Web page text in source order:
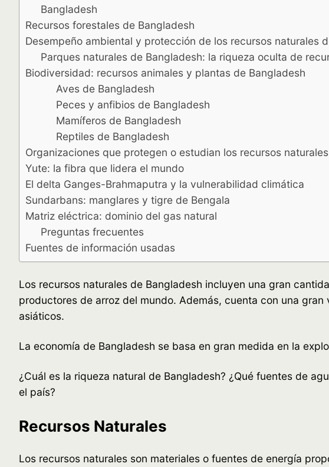
Bangladesh
Recursos forestales de Bangladesh
Desempeño ambiental y protección de los recursos naturales
Parques naturales de Bangladesh: la riqueza oculta de
Biodiversidad: recursos animales y plantas de Bangladesh
Aves de Bangladesh
Peces y anfibios de Bangladesh
Mamíferos de Bangladesh
Reptiles de Bangladesh
Organizaciones que protegen o estudian los recursos
Yute: la fibra que lidera el mundo
El delta Ganges-Brahmaputra y la vulnerabilidad climática
Sundarbans: manglares y tigre de Bengala
Matriz eléctrica: dominio del gas natural
Preguntas frecuentes
Fuentes de información usadas
Los recursos naturales de Bangladesh incluyen una gran
productores de arroz del mundo. Además, cuenta con una
asiáticos.
La economía de Bangladesh se basa en gran medida en la
¿Cuál es la riqueza natural de Bangladesh? ¿Qué fuentes de
el país?
Recursos Naturales
Los recursos naturales son materiales o fuentes de energía